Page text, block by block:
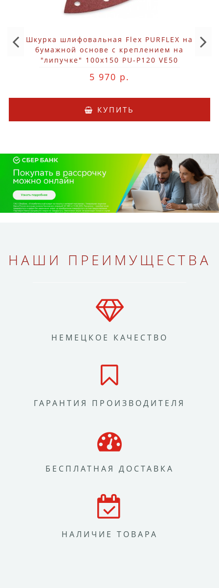
Шкурка шлифовальная Flex PURFLEX на
бумажной основе с креплением на
"липучке" 100x150 PU-P120 VE50
5 970 р.
КУПИТЬ
НАШИ ПРЕИМУЩЕСТВА
НЕМЕЦКОЕ КАЧЕСТВО
ГАРАНТИЯ ПРОИЗВОДИТЕЛЯ
БЕСПЛАТНАЯ ДОСТАВКА
НАЛИЧИЕ ТОВАРА